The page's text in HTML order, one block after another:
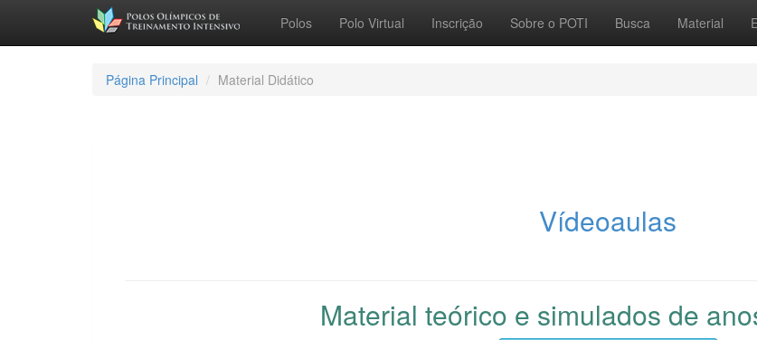
Polos Polo Virtual Inscrição Sobre o POTI Busca Material
Página Principal Material Didático
Vídeoaulas
Material teórico e simulados de